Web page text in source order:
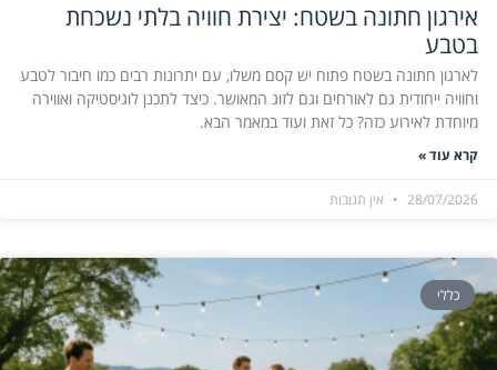
אירגון חתונה בשטח: יצירת חוויה בלתי נשכחת
בטבע
לארגון חתונה בשטח פתוח יש קסם משלו, עם יתרונות רבים כמו חיבור לטבע
וחוויה ייחודית גם לאורחים וגם לזוג המאושר. כיצד לתכנן לוגיסטיקה ואווירה
מיוחדת לאירוע כזה? כל זאת ועוד במאמר הבא.
קרא עוד »
28/07/2026 אין תגובות
כללי